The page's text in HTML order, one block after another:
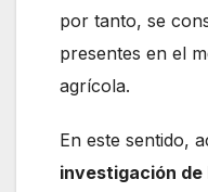
por tanto, se
presentes en el
agrícola.
En este sentido,
investigación de